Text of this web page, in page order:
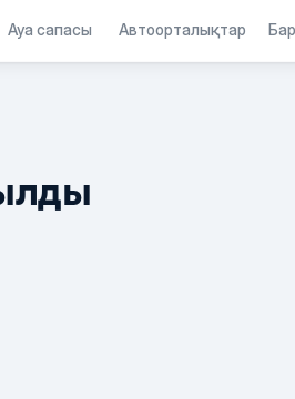
Ауа сапасы Автоорталықтар